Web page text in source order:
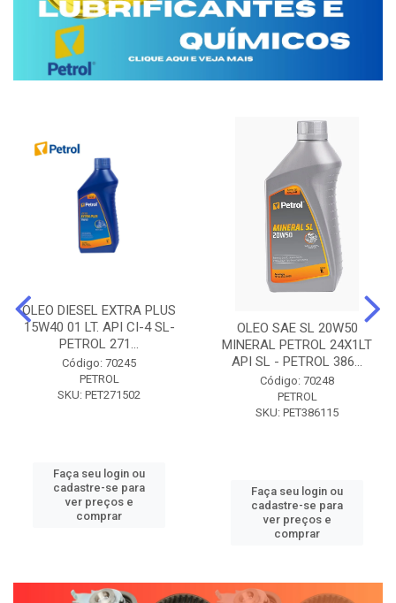
OLEO DIESEL EXTRA PLUS
15W40 01 LT. API CI-4 SL-
PETROL 271...
Código: 70245
PETROL
SKU: PET271502
Faça seu login ou
cadastre-se para
ver preços e
comprar
OLEO SAE SL 20W50
MINERAL PETROL 24X1LT
API SL - PETROL 386...
Código: 70248
PETROL
SKU: PET386115
Faça seu login ou
cadastre-se para
ver preços e
comprar